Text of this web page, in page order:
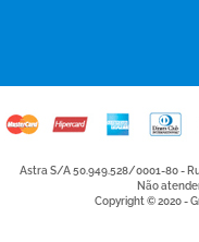
Astra S/A 50.949.528/0001-80 -
Não
Copyright © 2020 -